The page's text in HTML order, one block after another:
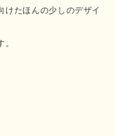
けたほんの少しのデザイ